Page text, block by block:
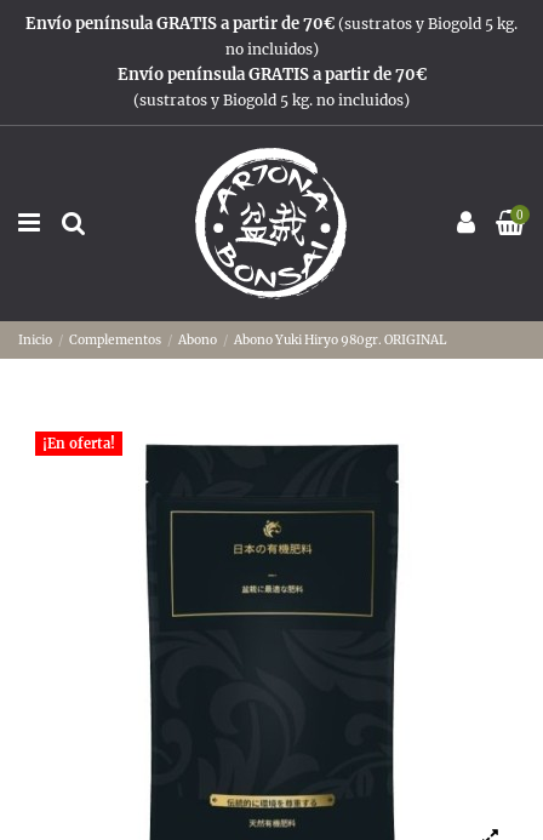
Envío península GRATIS a partir de 70€ (sustratos y Biogold 5 kg.
no incluidos)
Envío península GRATIS a partir de 70€
(sustratos y Biogold 5 kg. no incluidos)
0
Inicio Complementos Abono Abono Yuki Hiryo 980gr. ORIGINAL
¡En oferta!